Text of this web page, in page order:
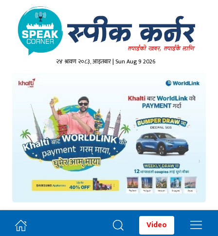
२४ श्रावण २०८३, आइतबार | Sun Aug 9 2026
Video